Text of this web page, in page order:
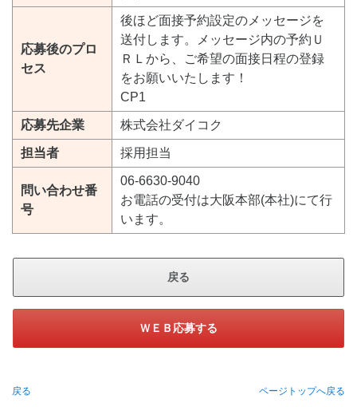
応募後のプロ
セス
後ほど面接予約設定のメッセージを
送付します。メッセージ内の予約Ｕ
ＲＬから、ご希望の面接日程の登録
をお願いいたします！
CP1
応募先企業 株式会社ダイコク
担当者 採用担当
問い合わせ番
号
06-6630-9040
お電話の受付は大阪本部(本社)にて行
います。
戻る
ＷＥＢ応募する
戻る ページトップへ戻る